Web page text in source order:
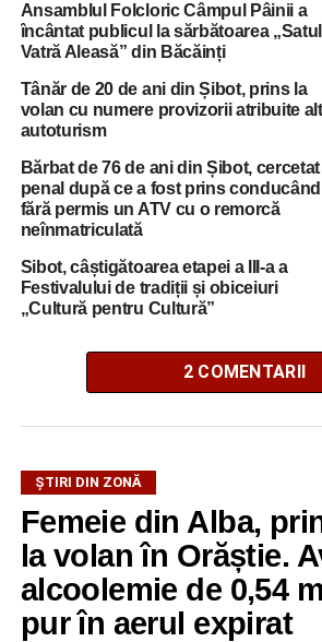
Ansamblul Folcloric Câmpul Pâinii a
încântat publicul la sărbătoarea
Vatră Aleasă” din Băcăinți
Tânăr de 20 de ani din Șibot, prins la
volan cu numere provizorii atribuite
autoturism
Bărbat de 76 de ani din Șibot, cercetat
penal după ce a fost prins conducând
fără permis un ATV cu o remorcă
neînmatriculată
Sibot, câștigătoarea etapei a III-a a
Festivalului de tradiții și obiceiuri
„Cultură pentru Cultură”
2 COMENTARII
ŞTIRI DIN ZONĂ
Femeie din Alba,
la volan în Orăștie.
alcoolemie de 0,54
pur în aerul expirat